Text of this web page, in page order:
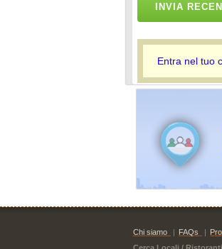
INVIA
Entra nel tuo
Chi siamo | FAQs |